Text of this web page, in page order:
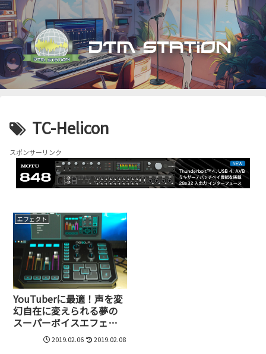
TC-Helicon
スポンサーリンク
エフェクト
YouTuberに最適！声を変
幻自在に変えられる夢の
スーパーボイスエフェク
ト、TC HELICON GoXLR
日本上陸2019.02.06 2019.02.08